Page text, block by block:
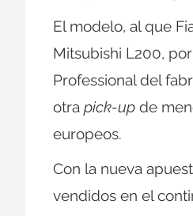
El modelo, al que
Mitsubishi L200,
Professional del
otra pick-up de
europeos.
Con la nueva
vendidos en el